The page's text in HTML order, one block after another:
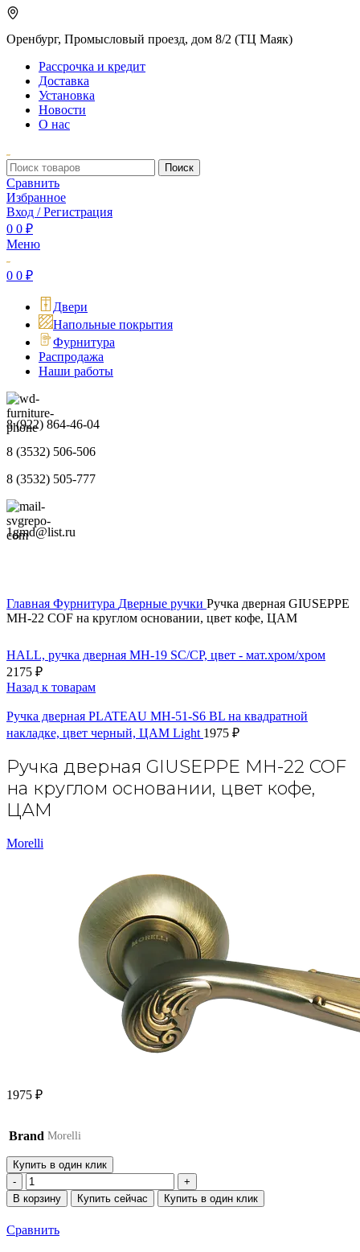
Оренбург, Промысловый проезд, дом 8/2 (ТЦ Маяк)
Рассрочка и кредит
Доставка
Установка
Новости
О нас
Поиск
Сравнить
Избранное
Вход / Регистрация
0 0 ₽
Меню
0 0 ₽
Двери
Напольные покрытия
Фурнитура
Распродажа
Наши работы
8 (922) 864-46-04
8 (3532) 506-506
8 (3532) 505-777
1gmd@list.ru
Главная Фурнитура Дверные ручки Ручка дверная GIUSEPPE
MH-22 COF на круглом основании, цвет кофе, ЦАМ
HALL, ручка дверная MH-19 SC/CP, цвет - мат.хром/хром
2175 ₽
Назад к товарам
Ручка дверная PLATEAU MH-51-S6 BL на квадратной
накладке, цвет черный, ЦАМ Light 1975 ₽
Ручка дверная GIUSEPPE MH-22 COF
на круглом основании, цвет кофе,
ЦАМ
Morelli
1975 ₽
Brand Morelli
Купить в один клик
Количество
товара
Ручка
GIUSEPPE
В корзину Купить сейчас Купить в один клик
Сравнить